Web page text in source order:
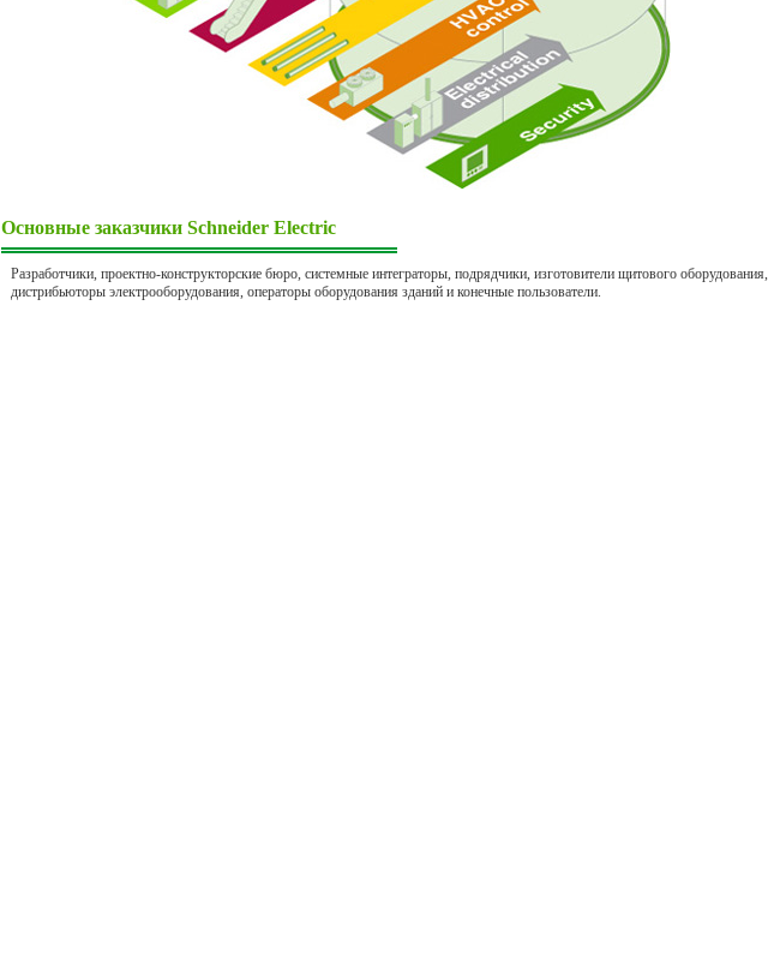
Основные заказчики Schneider Electric
Разработчики, проектно-конструкторские бюро, системные интеграторы, подрядчики, изготовители щитового оборудования,
дистрибьюторы электрооборудования, операторы оборудования зданий и конечные пользователи.